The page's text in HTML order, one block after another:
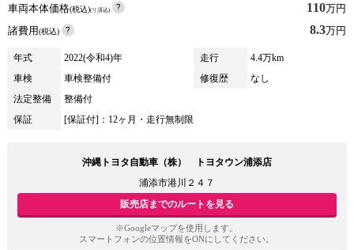
車両本体価格(税込)(リ済込) 110万円
諸費用(税込) 8.3万円
年式 2022(令和4)年 走行
4.4万km
車検
車検整備付 修復歴
なし
法定整備
整備付
保証
[保証付]：12ヶ月・走行無制限
沖縄トヨタ自動車（株） トヨタウン浦添店
浦添市港川２４７
販売店までのルートを見る
※Googleマップを使用します。
スマートフォンの位置情報をONにしてください。